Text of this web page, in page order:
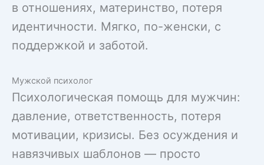
в отношениях, материнство, потеря
идентичности. Мягко, по-женски, с
поддержкой и заботой.
Мужской психолог
Психологическая помощь для мужчин:
давление, ответственность, потеря
мотивации, кризисы. Без осуждения и
навязчивых шаблонов — просто